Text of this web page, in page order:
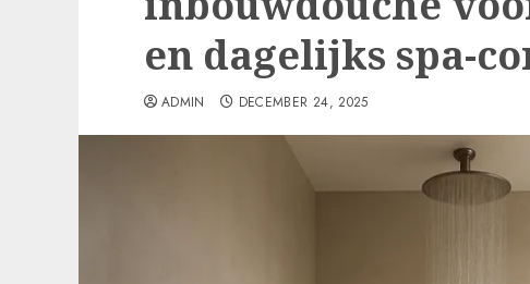
en dagelijks spa-
ADMIN DECEMBER 24, 2025